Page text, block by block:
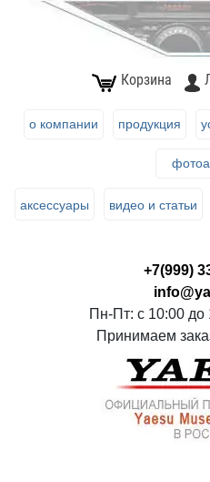
Корзина
о компании продукция
аксессуары видео и статьи
+7(999)
Пн-Пт: с 10:00 до
Принимаем